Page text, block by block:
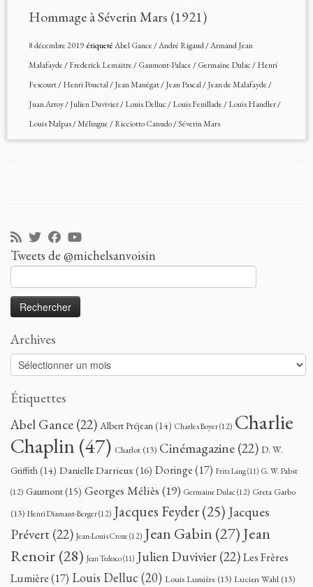
Hommage à Séverin Mars (1921)
8 décembre 2019étiquetéAbel Gance/André Rigaud/Armand Jean
Malafayde/Frederick Lemaitre/Gaumont-Palace/Germaine Dulac/Henri
Fescourt/Henri Pouctal/Jean Manégat/Jean Pascal/Jean de Malafayde/
Juan Arroy/Julien Duvivier/Louis Delluc/Louis Feuillade/Louis Handler/
Louis Nalpas/Mélingue/Ricciotto Canudo/Séverin Mars
Tweets de @michelsanvoisin
Archives
Archives
Étiquettes
Abel Gance(22) Albert Préjean(14) Charles Boyer(12) Charlie
Chaplin(47) Charlot (13) Cinémagazine(22) D. W.
Griffith(14) Danielle Darrieux(16) Doringe(17) Fritz Lang(11) G. W. Pabst
(12) Gaumont(15) Georges Méliès (19) Germaine Dulac (12) Greta Garbo
(13) Henri Diamant-Berger(12) Jacques Feyder(25) Jacques
Prévert(22) Jean-Louis Croze (12) Jean Gabin (27) Jean
Renoir (28) Jean Tedesco(11) Julien Duvivier(22)Les Frères
Lumière(17) Louis Delluc (20) Louis Lumière (13) Lucien Wahl (13)